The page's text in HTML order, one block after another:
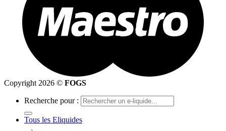
Copyright 2026 © FOGS
Recherche pour :
Tous les Eliquides